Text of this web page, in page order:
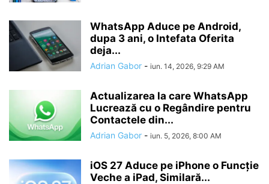
WhatsApp Aduce pe Android,
dupa 3 ani, o Intefata Oferita
deja...
Adrian Gabor - iun. 14, 2026, 9:29 AM
Actualizarea la care WhatsApp
Lucrează cu o Regândire pentru
Contactele din...
Adrian Gabor - iun. 5, 2026, 8:00 AM
iOS 27 Aduce pe iPhone o Funcție
Veche a iPad, Similară...